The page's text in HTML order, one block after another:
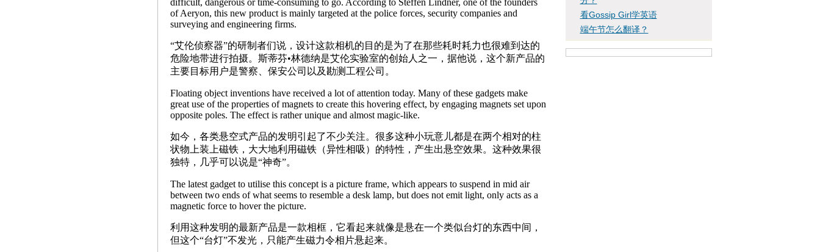
difficult, dangerous or time-consuming to go. According to Steffen Lindner, one of the founders
of Aeryon, this new product is mainly targeted at the police forces, security companies and
surveying and engineering firms.
“艾伦侦察器”的研制者们说，设计这款相机的目的是为了在那些耗时耗力也很难到达的
危险地带进行拍摄。斯蒂芬•林德纳是艾伦实验室的创始人之一，据他说，这个新产品的
主要目标用户是警察、保安公司以及勘测工程公司。
Floating object inventions have received a lot of attention today. Many of these gadgets make
great use of the properties of magnets to create this hovering effect, by engaging magnets set upon
opposite poles. The effect is rather unique and almost magic-like.
如今，各类悬空式产品的发明引起了不少关注。很多这种小玩意儿都是在两个相对的柱
状物上装上磁铁，大大地利用磁铁（异性相吸）的特性，产生出悬空效果。这种效果很
独特，几乎可以说是“神奇”。
The latest gadget to utilise this concept is a picture frame, which appears to suspend in mid air
between two ends of what seems to resemble a desk lamp, but does not emit light, only acts as a
magnetic force to hover the picture.
利用这种发明的最新产品是一款相框，它看起来就像是悬在一个类似台灯的东西中间，
但这个“台灯”不发光，只能产生磁力令相片悬起来。
看Gossip Girl学英语
端午节怎么翻译？